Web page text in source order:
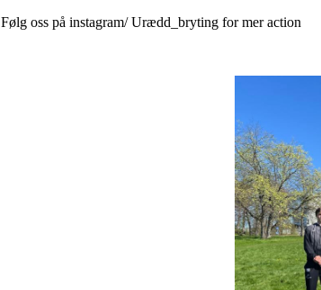
Følg oss på instagram/ Urædd_bryting for mer action